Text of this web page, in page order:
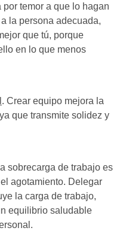
temor a que lo hagan
la persona adecuada,
que tú, porque
en lo que menos
. Crear equipo mejora la
que transmite solidez y
sobrecarga de trabajo es
agotamiento. Delegar
la carga de trabajo,
equilibrio saludable